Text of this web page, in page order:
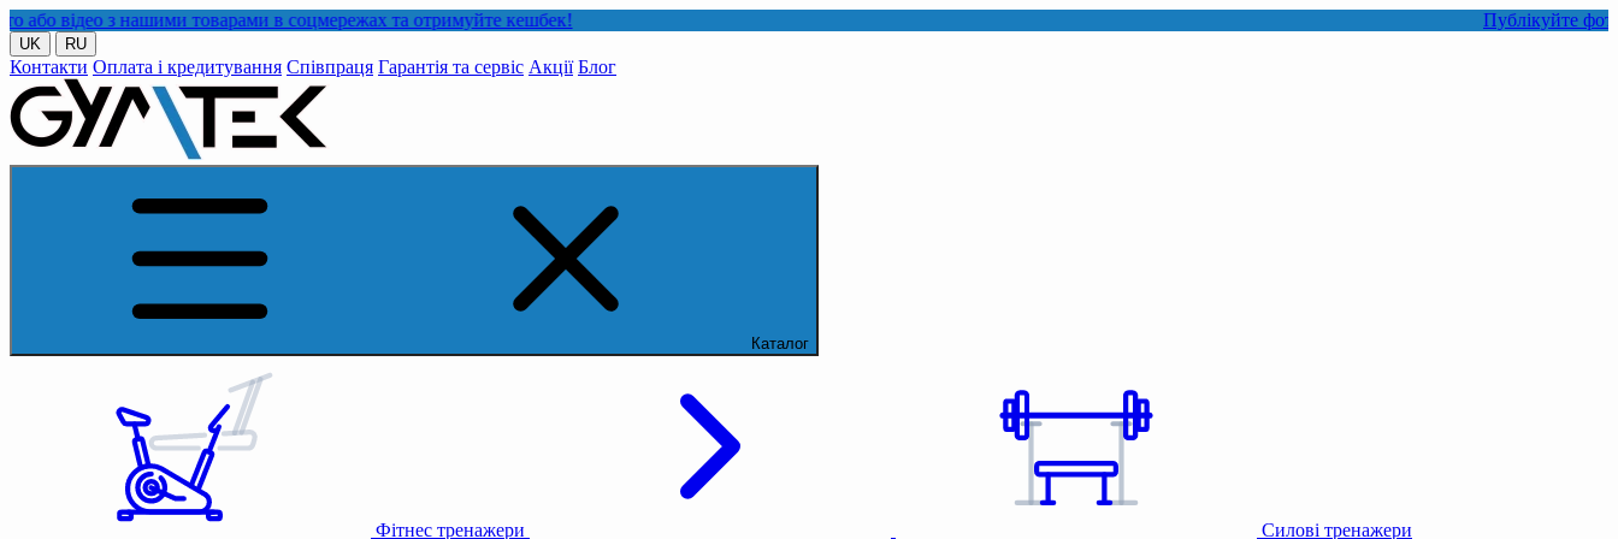
з нашими товарами в соцмережах та отримуйте кешбек! Публікуйте фото або
UK RU
Контакти Оплата і кредитування Співпраця Гарантія та сервіс Акції Блог
Каталог
Фітнес тренажери Силові тренажери